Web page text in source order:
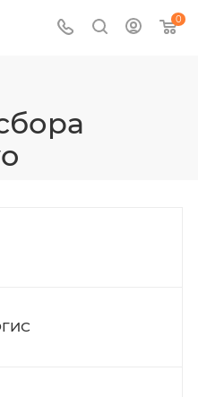
0